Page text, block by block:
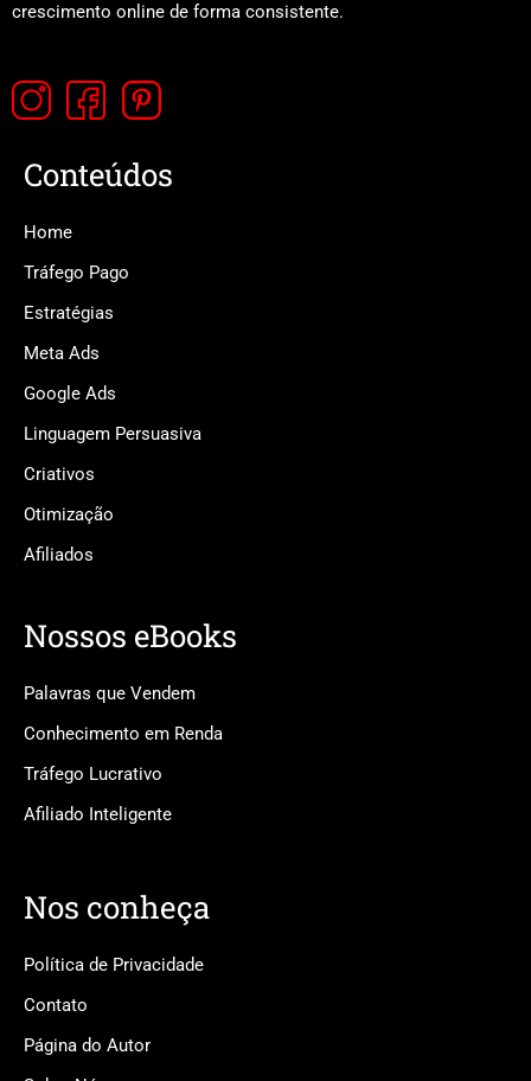
crescimento online de forma consistente.
Conteúdos
Home
Tráfego Pago
Estratégias
Meta Ads
Google Ads
Linguagem Persuasiva
Criativos
Otimização
Afiliados
Nossos eBooks
Palavras que Vendem
Conhecimento em Renda
Tráfego Lucrativo
Afiliado Inteligente
Nos conheça
Política de Privacidade
Contato
Página do Autor